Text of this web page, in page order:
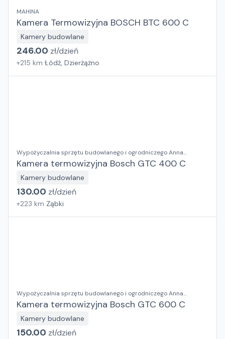
MAHINA
Kamera Termowizyjna BOSCH BTC 600 C
Kamery budowlane
246.00 zł/dzień
+215 km Łódź, Dzierżążno
Wypożyczalnia sprzętu budowlanego i ogrodniczego Anna
Kosieradzka
Kamera termowizyjna Bosch GTC 400 C
Kamery budowlane
130.00 zł/dzień
+223 km Ząbki
Wypożyczalnia sprzętu budowlanego i ogrodniczego Anna
Kosieradzka
Kamera termowizyjna Bosch GTC 600 C
Kamery budowlane
150.00 zł/dzień